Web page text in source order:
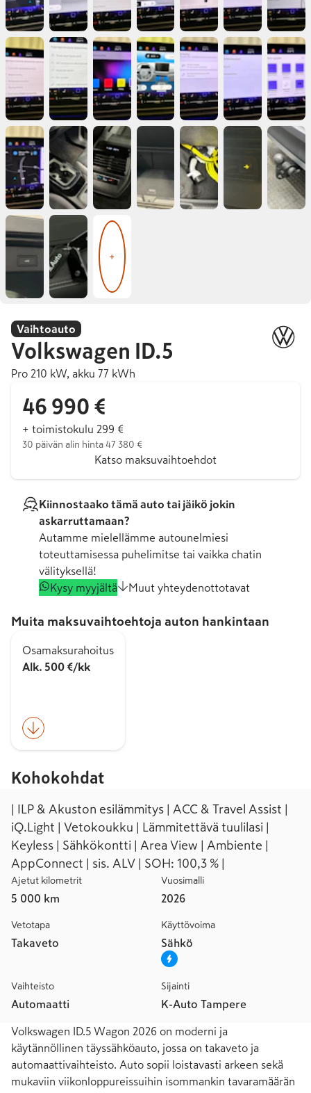
+
Vaihtoauto
Volkswagen ID.5
Pro 210 kW, akku 77 kWh
46 990 €
+ toimistokulu 299 €
30 päivän alin hinta 47 380 €
Katso maksuvaihtoehdot
Kiinnostaako tämä auto tai jäikö jokin
askarruttamaan?
Autamme mielellämme autounelmiesi
toteuttamisessa puhelimitse tai vaikka chatin
välityksellä!
Kysy myyjältä
Muut yhteydenottotavat
Muita maksuvaihtoehtoja auton hankintaan
Osamaksurahoitus
Alk. 500 €/kk
Kohokohdat
| ILP & Akuston esilämmitys | ACC & Travel Assist |
iQ.Light | Vetokoukku | Lämmitettävä tuulilasi |
Keyless | Sähkökontti | Area View | Ambiente |
AppConnect | sis. ALV | SOH: 100,3 % |
Ajetut kilometrit
5 000 km
Vuosimalli
2026
Vetotapa
Takaveto
Käyttövoima
Sähkö
Vaihteisto
Automaatti
Sijainti
K-Auto Tampere
Volkswagen ID.5 Wagon 2026 on moderni ja
käytännöllinen täyssähköauto, jossa on takaveto ja
automaattivaihteisto. Auto sopii loistavasti arkeen sekä
mukaviin viikonloppureissuihin isommankin tavaramäärän